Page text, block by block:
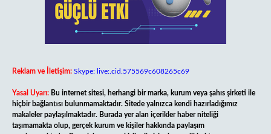
Reklam ve İletişim: Skype: live:.cid.575569c608265c69
Yasal Uyarı: Bu internet sitesi, herhangi bir marka, kurum veya şahıs şirketi ile
hiçbir bağlantısı bulunmamaktadır. Sitede yalnızca kendi hazırladığımız
makaleler paylaşılmaktadır. Burada yer alan içerikler haber niteliği
taşımamakta olup, gerçek kurum ve kişiler hakkında paylaşım